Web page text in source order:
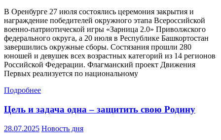
В Оренбурге 27 июля состоялись церемония закрытия и
награждение победителей окружного этапа Всероссийской
военно-патриотической игры «Зарница 2.0» Приволжского
федерального округа, а 20 июля в Республике Башкортостан
завершились окружные сборы. Состязания прошли 280
юношей и девушек всех возрастных категорий из 14 регионов
Российской Федерации. Флагманский проект Движения
Первых реализуется по национальному
Подробнее
Цель и задача одна – защитить свою Родину
28.07.2025 Новость дня